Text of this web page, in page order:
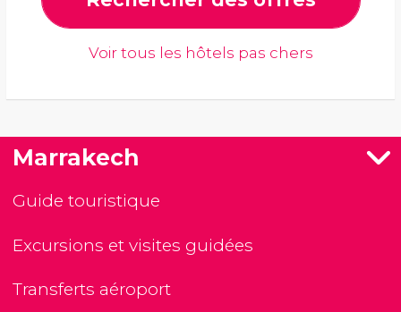
Voir tous les hôtels pas chers
Marrakech
Guide touristique
Excursions et visites guidées
Transferts aéroport